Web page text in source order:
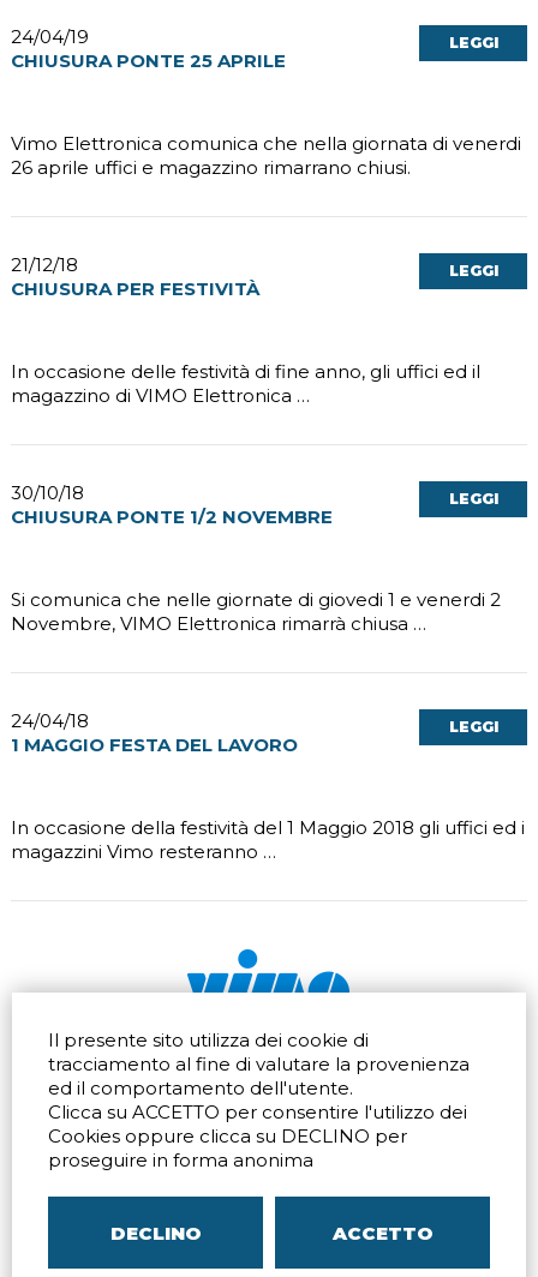
Il presente sito utilizza dei cookie di
tracciamento al fine di valutare la provenienza
ed il comportamento dell'utente.
Clicca su ACCETTO per consentire l'utilizzo dei
Cookies oppure clicca su DECLINO per
proseguire in forma anonima
DECLINO ACCETTO
24/04/19
CHIUSURA PONTE 25 APRILE
Vimo Elettronica comunica che nella giornata di venerdi
26 aprile uffici e magazzino rimarrano chiusi.
LEGGI
21/12/18
CHIUSURA PER FESTIVITÀ
In occasione delle festività di fine anno, gli uffici ed il
magazzino di VIMO Elettronica …
LEGGI
30/10/18
CHIUSURA PONTE 1/2 NOVEMBRE
Si comunica che nelle giornate di giovedi 1 e venerdi 2
Novembre, VIMO Elettronica rimarrà chiusa …
LEGGI
24/04/18
1 MAGGIO FESTA DEL LAVORO
In occasione della festività del 1 Maggio 2018 gli uffici ed i
magazzini Vimo resteranno …
LEGGI
Via dell'artigianato 32Q
20865 Usmate Velate (MB)
Indicazioni Stradali
Tel. +39 039 672520
Fax +39 039 672568
Email
Via Pontina 583
Roma (RM) 00128
Tel.+39 06 80079273
Indicazioni Stradali
Via San Crispino 64
Padova (PD) 35129
P.IVA00804240968 05096770150– C.C.I.A.A. di